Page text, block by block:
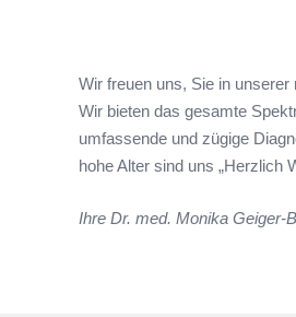
Wir freuen uns, Sie in
Wir bieten das gesamte
umfassende und zügige
hohe Alter sind uns „Herzlich
Ihre Dr. med. Monika Geiger-